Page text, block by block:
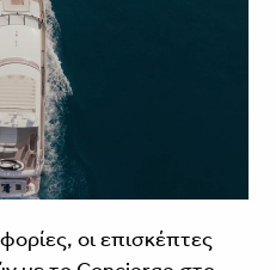
οι επισκέπτες